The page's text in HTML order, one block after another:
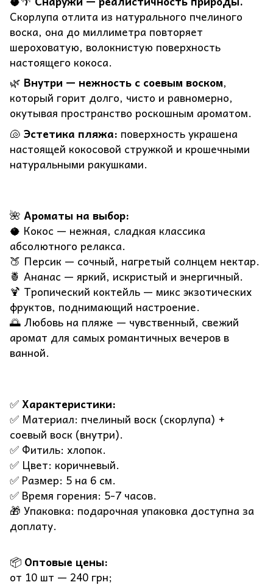
Скорлупа отлита из натурального пчелиного
воска, она до миллиметра повторяет
шероховатую, волокнистую поверхность
настоящего кокоса.
🌿 Внутри — нежность с соевым воском,
который горит долго, чисто и равномерно,
окутывая пространство роскошным ароматом.
🐚 Эстетика пляжа: поверхность украшена
настоящей кокосовой стружкой и крошечными
натуральными ракушками.
🌺 Ароматы на выбор:
🥥 Кокос — нежная, сладкая классика
абсолютного релакса.
🍑 Персик — сочный, нагретый солнцем нектар.
🍍 Ананас — яркий, искристый и энергичный.
🍹 Тропический коктейль — микс экзотических
фруктов, поднимающий настроение.
🌅 Любовь на пляже — чувственный, свежий
аромат для самых романтичных вечеров в
ванной.
✅Характеристики:
✅ Материал: пчелиный воск (скорлупа) +
соевый воск (внутри).
✅ Фитиль: хлопок.
✅ Цвет: коричневый.
✅ Размер: 5 на 6 см.
✅ Время горения: 5-7 часов.
🎁 Упаковка: подарочная упаковка доступна за
доплату.
📦 Оптовые цены:
от 10 шт — 240 грн;